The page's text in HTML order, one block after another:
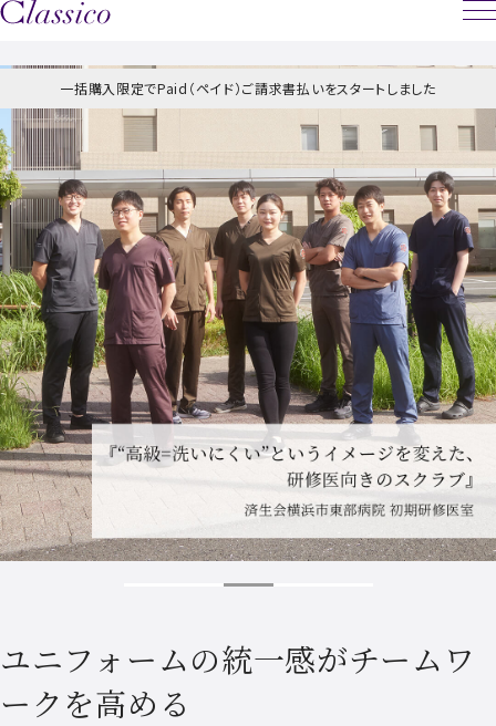
ユニフォームの統一感がチームワ
ークを高める
一括購入限定でPaid（ペイド）ご請求書払いをスタートしました